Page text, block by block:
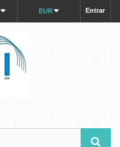
Entrar
EUR